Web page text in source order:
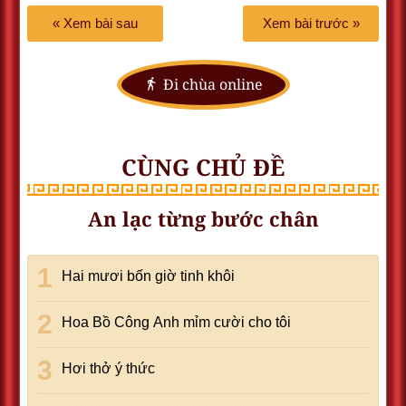
« Xem bài sau Xem bài trước »
Đi chùa online
CÙNG CHỦ ĐỀ
An lạc từng bước chân
Hai mươi bốn giờ tinh khôi
Hoa Bồ Công Anh mỉm cười cho tôi
Hơi thở ý thức